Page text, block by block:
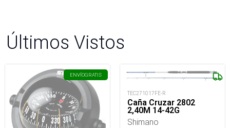
Últimos Vistos
ENVÍOGRATIS
TEC271017FE-R
Caña Cruzar 2802
2,40M 14-42G
Shimano